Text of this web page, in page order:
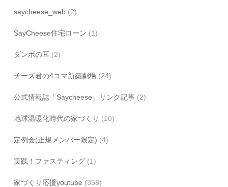
saycheese_web (2)
SayCheese住宅ローン (1)
ダンボの耳 (2)
チーズ君の4コマ新築劇場 (24)
公式情報誌「Saycheese」リンク記事 (2)
地球温暖化時代の家づくり (10)
定例会(正規メンバー限定) (4)
実践！ファスティング (1)
家づくり応援youtube (358)